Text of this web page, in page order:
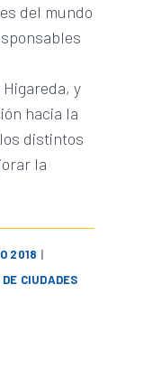
del mundo
y
hacia la
distintos
la
2018 |
CIUDADES